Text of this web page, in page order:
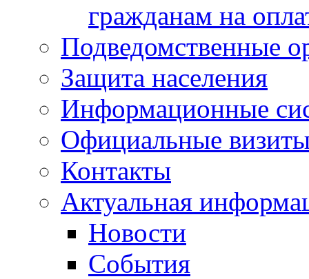
гражданам на
Подведомственные
Защита населения
Информационные
Официальные
Контакты
Актуальная
Новости
События